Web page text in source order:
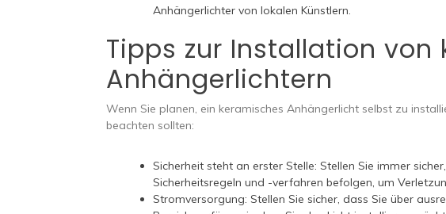
Anhängerlichter von lokalen Künstlern.
Tipps zur Installation von
Anhängerlichtern
Wenn Sie planen, ein keramisches Anhängerlicht selbst zu
beachten sollten:
Sicherheit steht an erster Stelle: Stellen Sie immer
Sicherheitsregeln und -verfahren befolgen, um
Stromversorgung: Stellen Sie sicher, dass Sie über